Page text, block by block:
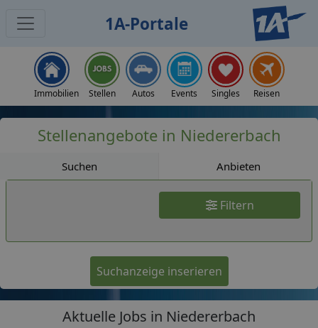
1A-Portale
Immobilien Stellen Autos Events Singles Reisen
Stellenangebote in Niedererbach
Suchen Anbieten
Filtern
Suchanzeige inserieren
Aktuelle Jobs in Niedererbach